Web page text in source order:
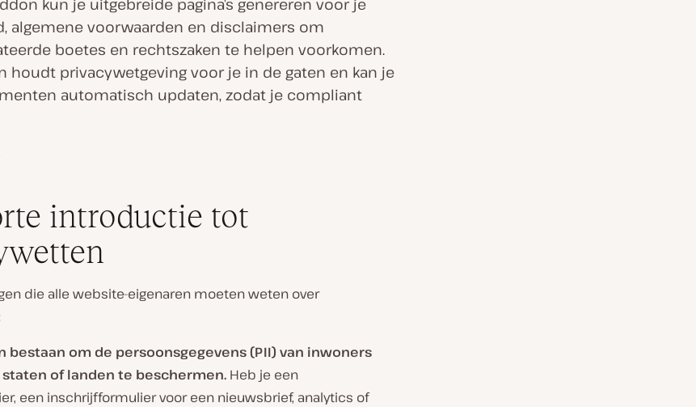
kun je uitgebreide pagina’s genereren voor je
algemene voorwaarden en disclaimers om
boetes en rechtszaken te helpen voorkomen.
houdt privacywetgeving voor je in de gaten en kan je
automatisch updaten, zodat je compliant
introductie tot
die alle website-eigenaren moeten weten over
bestaan om de persoonsgegevens (PII) van inwoners
of landen te beschermen. Heb je een
een inschrijfformulier voor een nieuwsbrief, analytics of